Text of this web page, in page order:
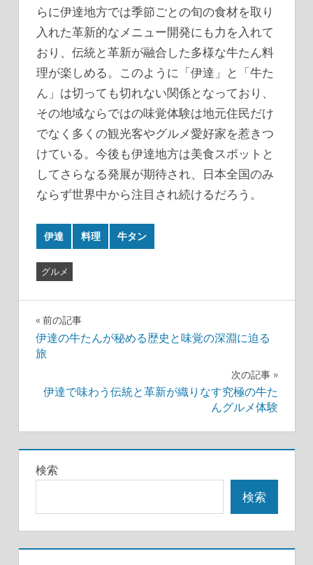
らに伊達地方では季節ごとの旬の食材を取り
入れた革新的なメニュー開発にも力を入れて
おり、伝統と革新が融合した多様な牛たん料
理が楽しめる。このように「伊達」と「牛た
ん」は切っても切れない関係となっており、
その地域ならではの味覚体験は地元住民だけ
でなく多くの観光客やグルメ愛好家を惹きつ
けている。今後も伊達地方は美食スポットと
してさらなる発展が期待され、日本全国のみ
ならず世界中から注目され続けるだろう。
伊達 料理 牛タン
グルメ
投
稿
ゲ
ー
シ
ョ
ン
前の記事
伊達の牛たんが秘める歴史と味覚の深淵に迫る
旅
次の記事
伊達で味わう伝統と革新が織りなす究極の牛た
んグルメ体験
検索
検索